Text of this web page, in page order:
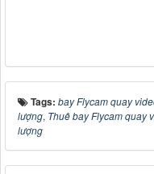
Tags: bay Flycam quay
lượng, Thuê bay Flycam quay
lượng